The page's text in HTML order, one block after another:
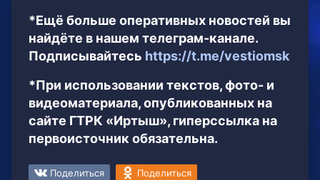
*Ещё больше оперативных новостей вы
найдёте в нашем телеграм-канале.
Подписывайтесь https://t.me/vestiomsk
*При использовании текстов, фото- и
видеоматериала, опубликованных на
сайте ГТРК «Иртыш», гиперссылка на
первоисточник обязательна.
Поделиться Поделиться